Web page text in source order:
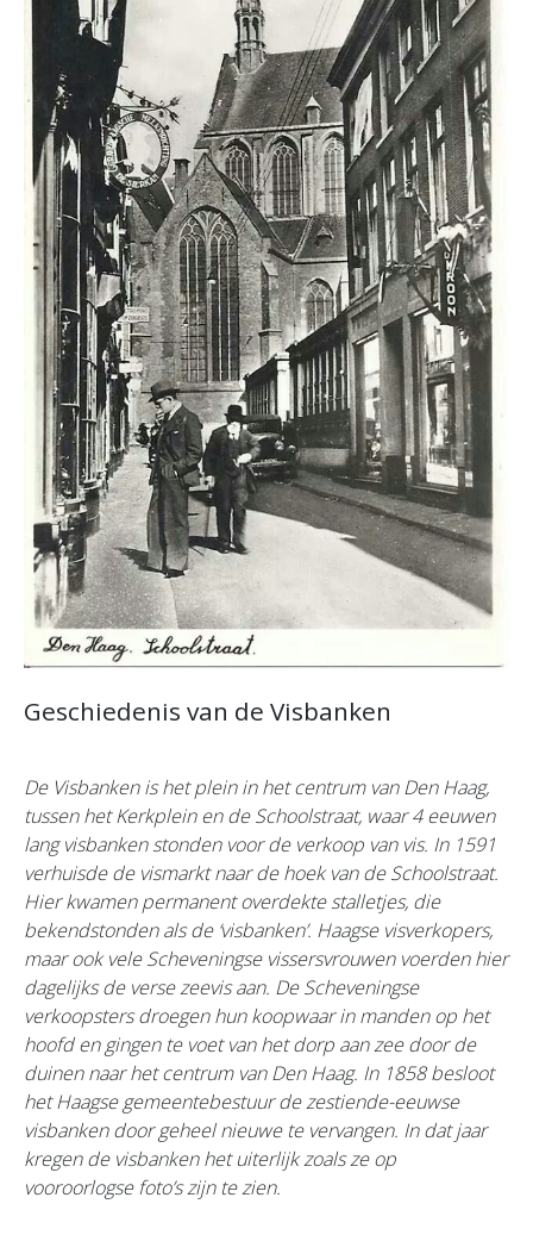
Geschiedenis van de Visbanken
De Visbanken is het plein in het centrum van Den Haag,
tussen het Kerkplein en de Schoolstraat, waar 4 eeuwen
lang visbanken stonden voor de verkoop van vis. In 1591
verhuisde de vismarkt naar de hoek van de Schoolstraat.
Hier kwamen permanent overdekte stalletjes, die
bekendstonden als de ‘visbanken’. Haagse visverkopers,
maar ook vele Scheveningse vissersvrouwen voerden hier
dagelijks de verse zeevis aan. De Scheveningse
verkoopsters droegen hun koopwaar in manden op het
hoofd en gingen te voet van het dorp aan zee door de
duinen naar het centrum van Den Haag. In 1858 besloot
het Haagse gemeentebestuur de zestiende-eeuwse
visbanken door geheel nieuwe te vervangen. In dat jaar
kregen de visbanken het uiterlijk zoals ze op
vooroorlogse foto’s zijn te zien.